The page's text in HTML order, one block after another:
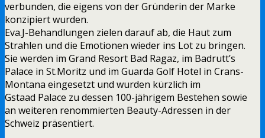
verbunden, die eigens von der Gründerin der Marke
konzipiert wurden.
Eva.J-Behandlungen zielen darauf ab, die Haut zum
Strahlen und die Emotionen wieder ins Lot zu bringen.
Sie werden im Grand Resort Bad Ragaz, im Badrutt’s
Palace in St.Moritz und im Guarda Golf Hotel in Crans-
Montana eingesetzt und wurden kürzlich im
Gstaad Palace zu dessen 100-jährigem Bestehen sowie
an weiteren renommierten Beauty-Adressen in der
Schweiz präsentiert.